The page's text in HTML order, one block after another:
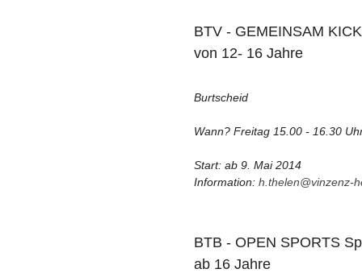
BTV - GEMEINSAM
von 12- 16 Jahre
Burtscheid
Wann? Freitag 15.00 - 16.30
Start: ab 9. Mai 2014
Information: h.thelen@vinzenz-
BTB - OPEN SPORTS
ab 16 Jahre